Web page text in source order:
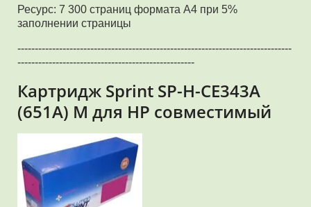
Ресурс: 7 300 страниц формата А4 при 5%
заполнении страницы
-------------------------------------------------------------------------------
---------------------------------------------------
Картридж Sprint SP-H-CE343A
(651A) M для HP совместимый